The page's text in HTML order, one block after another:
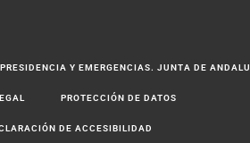
Y EMERGENCIAS. JUNTA DE
PROTECCIÓN DE DATOS
DE ACCESIBILIDAD